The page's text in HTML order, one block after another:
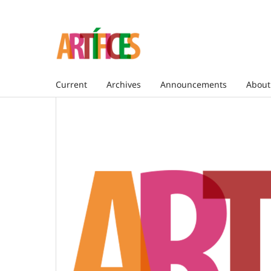
Current Archives Announcements